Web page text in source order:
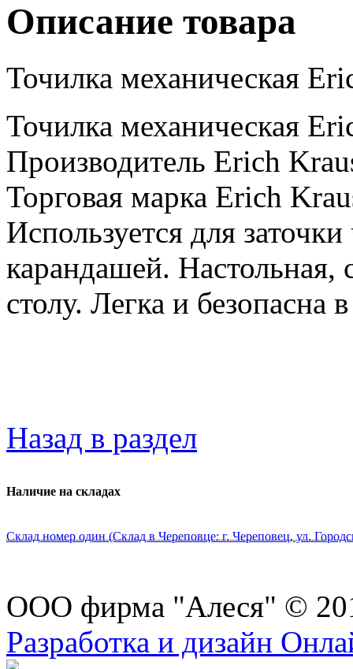
Описание товара
Точилка механическая
Точилка механическая
Производитель Erich
Торговая марка Erich
Используется для
карандашей. Настольная,
столу. Легка и безопасна
Назад в раздел
Наличие на складах
Склад номер один (Склад в Череповце: г. Череповец, ул.
ООО фирма "Алеся" ©
Разработка и дизайн